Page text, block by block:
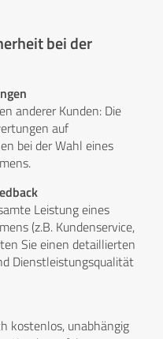
bei der
anderer Kunden: Die
auf
bei der Wahl eines
Leistung eines
(z.B. Kundenservice,
Sie einen detaillierten
Dienstleistungsqualität
kostenlos, unabhängig